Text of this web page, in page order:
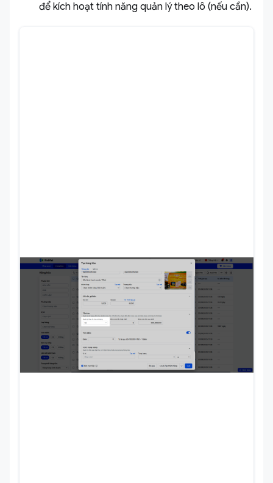
để kích hoạt tính năng quản lý theo lô (nếu cần).